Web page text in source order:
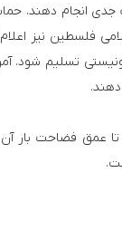
انجام دهند.
فلسطین نیز
تسلیم شود.
تا عمق فضاحت